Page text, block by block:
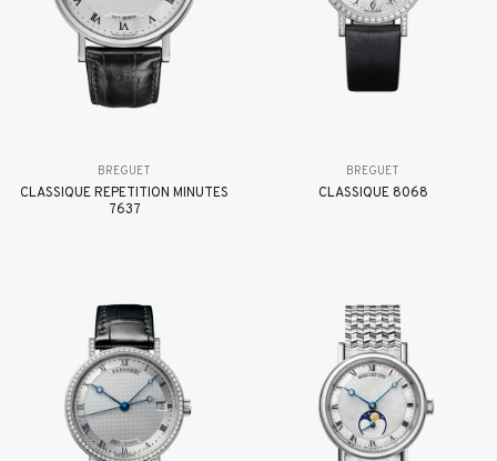
BREGUET
CLASSIQUE RÉPÉTITION MINUTES
7637
BREGUET
CLASSIQUE 8068